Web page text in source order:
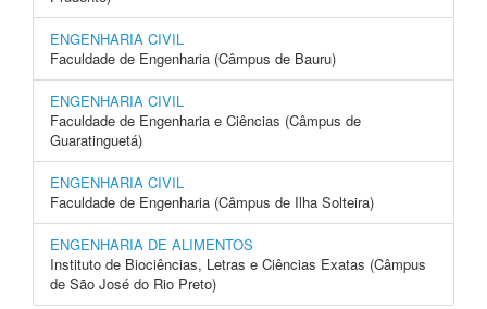
ENGENHARIA CIVIL
Faculdade de Engenharia (Câmpus de Bauru)
ENGENHARIA CIVIL
Faculdade de Engenharia e Ciências (Câmpus de
Guaratinguetá)
ENGENHARIA CIVIL
Faculdade de Engenharia (Câmpus de Ilha Solteira)
ENGENHARIA DE ALIMENTOS
Instituto de Biociências, Letras e Ciências Exatas (Câmpus
de São José do Rio Preto)